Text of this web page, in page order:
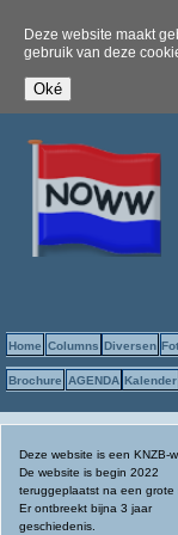
Deze website maakt
gebruik van deze
Home Columns Diversen
Brochure AGENDA Kalender
Deze website is een KNZB-
De website is begin 2022
teruggeplaatst na een grote
Er ontbreekt bijna 3 jaar
geschiedenis.